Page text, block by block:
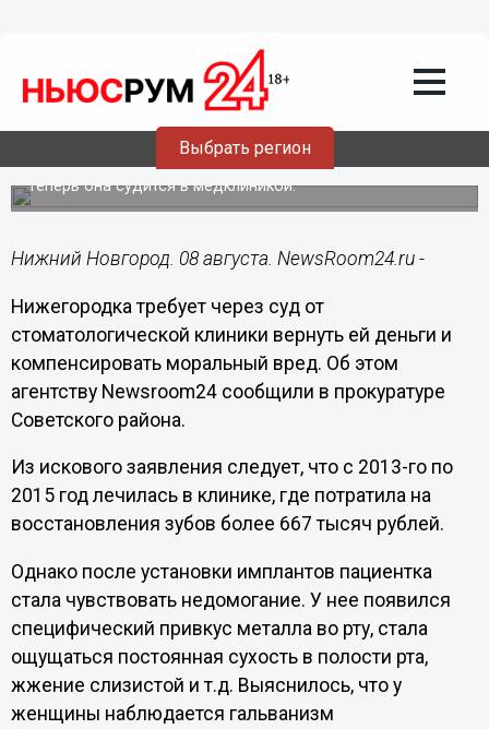
Выбрать регион
08.08.201716:40
Нижегородка заболела гальванизмом
после визита к стоматологу
Теперь она судится в медклиникой.
Нижний Новгород. 08 августа. NewsRoom24.ru -
Нижегородка требует через суд от
стоматологической клиники вернуть ей деньги и
компенсировать моральный вред. Об этом
агентству Newsroom24 сообщили в прокуратуре
Советского района.
Из искового заявления следует, что с 2013-го по
2015 год лечилась в клинике, где потратила на
восстановления зубов более 667 тысяч рублей.
Однако после установки имплантов пациентка
стала чувствовать недомогание. У нее появился
специфический привкус металла во рту, стала
ощущаться постоянная сухость в полости рта,
жжение слизистой и т.д. Выяснилось, что у
женщины наблюдается гальванизм